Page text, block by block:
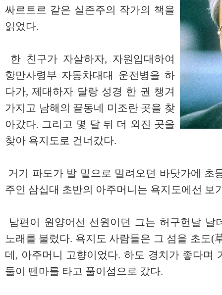
싸르트르 같은 실존주의 작가의 책을
읽었다.
한 친구가 자살하자, 자원입대하여
항만사령부 자동차대대 운전병을 하
다가, 제대하자 달랑 성경 한 권 챙겨
가지고 남해의 끝동네 미조란 곳을 찾
아갔다. 그리고 몇 달 뒤 더 외진 곳을
찾아 욕지도로 건너갔다.
거기 파도가 발 밑으로 밀려오던 바닷가에 초
주인 삼십대 초반의 아주머니는 욕지도에선 보
남편이 원양어선 선원이던 그는 허구헌날 날
노래를 불렀다. 욕지도 사람들은 그 섬을 초도(
데, 아주머니 고향이었다. 하도 경치가 좋다며
둘이 뗀마를 타고 풀이섬으로 갔다.